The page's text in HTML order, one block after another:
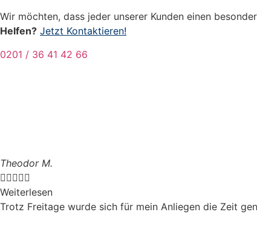
Wir möchten, dass jeder unserer Kunden einen
Helfen? Jetzt Kontaktieren!
0201 / 36 41 42 66
Theodor M.

Weiterlesen
Trotz Freitage wurde sich für mein Anliegen die Zeit